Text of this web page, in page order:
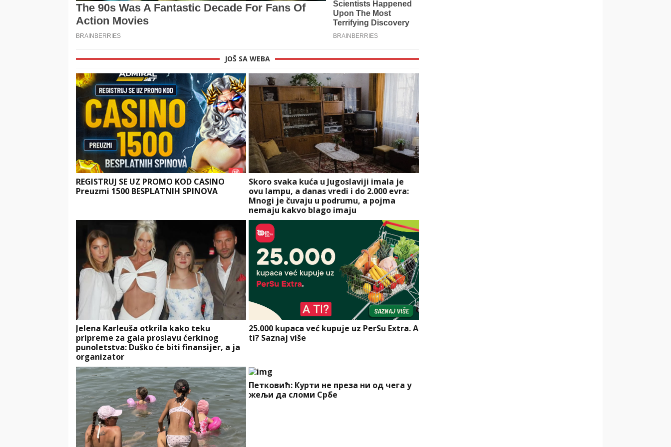
JOŠ SA WEBA
REGISTRUJ SE UZ PROMO KOD CASINO
Preuzmi 1500 BESPLATNIH SPINOVA
Skoro svaka kuća u Jugoslaviji imala je
ovu lampu, a danas vredi i do 2.000 evra:
Mnogi je čuvaju u podrumu, a pojma
nemaju kakvo blago imaju
Jelena Karleuša otkrila kako teku
pripreme za gala proslavu ćerkinog
punoletstva: Duško će biti finansijer, a ja
organizator
25.000 kupaca već kupuje uz PerSu Extra. A
ti? Saznaj više
Петковић: Курти не преза ни од чега у
жељи да сломи Србе